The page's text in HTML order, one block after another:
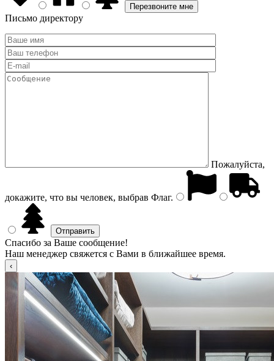
Письмо директору
Пожалуйста,
докажите, что вы человек, выбрав Флаг.
Спасибо за Ваше сообщение!
Наш менеджер свяжется с Вами в ближайшее время.